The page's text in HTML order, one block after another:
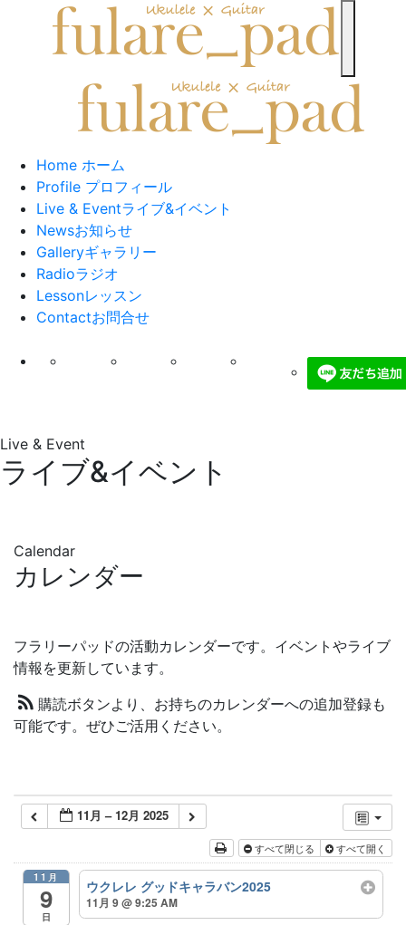
Home ホーム
Profile プロフィール
Live & Eventライブ&イベント
Newsお知らせ
Galleryギャラリー
Radioラジオ
Lessonレッスン
Contactお問合せ
Live & Event
ライブ&イベント
Calendar
カレンダー
フラリーパッドの活動カレンダーです。イベントやライブ
情報を更新しています。
購読ボタンより、お持ちのカレンダーへの追加登録も
可能です。ぜひご活用ください。
11月 – 12月 2025
すべて閉じる すべて開く
11月
9
日
ウクレレ グッドキャラバン2025
11月 9 @ 9:25 AM